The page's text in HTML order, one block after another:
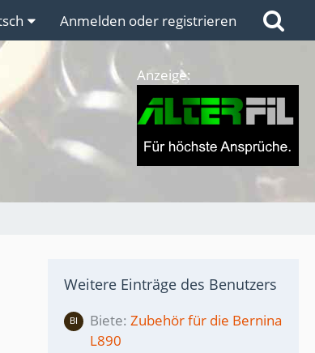
Anmelden oder registrieren
Anzeige:
Weitere Einträge des Benutzers
Biete Zubehör für die Bernina
L890